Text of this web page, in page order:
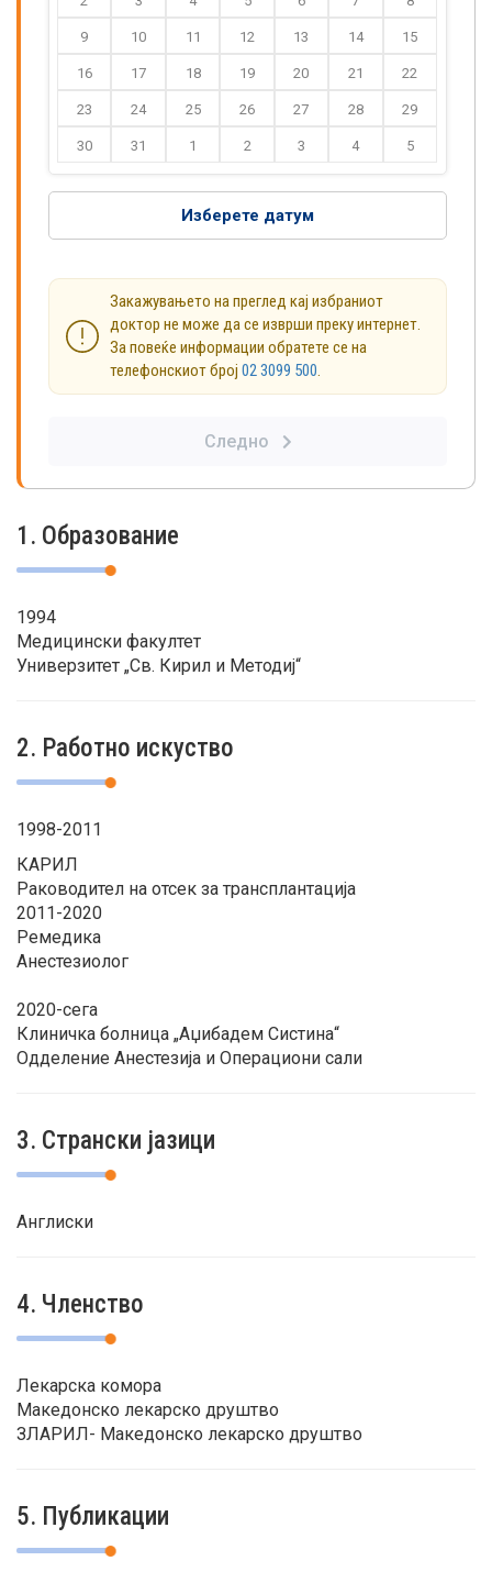
9 10 11 12 13 14 15
16 17 18 19 20 21 22
23 24 25 26 27 28 29
30 31 1 2 3 4 5
Изберете датум
Закажувањето на преглед кај избраниот
доктор не може да се изврши преку интернет.
За повеќе информации обратете се на
телефонскиот број 02 3099 500.
Следно
1. Образование
1994
Медицински факултет
Универзитет „Св. Кирил и Методиј“
2. Работно искуство
1998-2011
КАРИЛ
Раководител на отсек за трансплантација
2011-2020
Ремедика
Анестезиолог
2020-сега
Клиничка болница „Аџибадем Систина“
Одделение Анестезија и Операциони сали
3. Странски јазици
Англиски
4. Членство
Лекарска комора
Македонско лекарско друштво
ЗЛАРИЛ- Македонско лекарско друштво
5. Публикации